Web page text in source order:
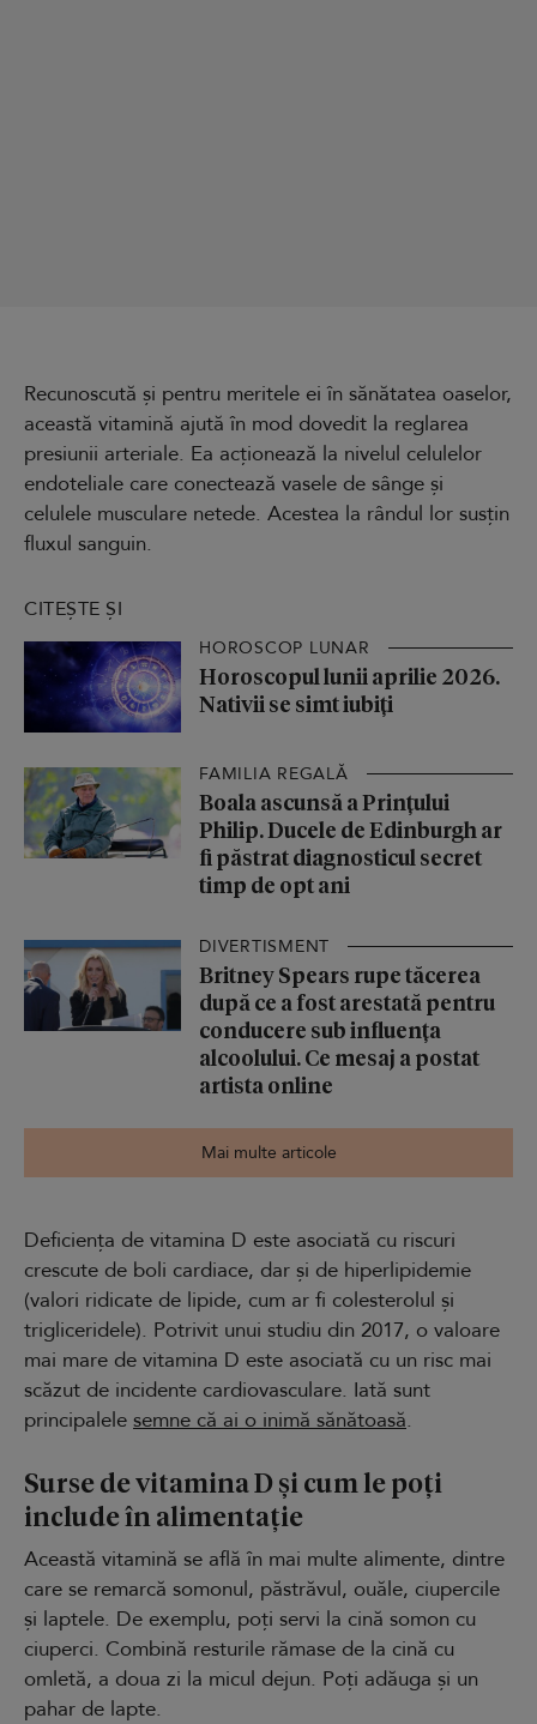
Recunoscută și pentru meritele ei în sănătatea oaselor,
această vitamină ajută în mod dovedit la reglarea
presiunii arteriale. Ea acționează la nivelul celulelor
endoteliale care conectează vasele de sânge și
celulele musculare netede. Acestea la rândul lor susțin
fluxul sanguin.
CITEȘTE ȘI
HOROSCOP LUNAR
Horoscopul lunii aprilie 2026.
Nativii se simt iubiți
FAMILIA REGALĂ
Boala ascunsă a Prințului
Philip. Ducele de Edinburgh ar
fi păstrat diagnosticul secret
timp de opt ani
DIVERTISMENT
Britney Spears rupe tăcerea
după ce a fost arestată pentru
conducere sub influența
alcoolului. Ce mesaj a postat
artista online
Mai multe articole
Deficiența de vitamina D este asociată cu riscuri
crescute de boli cardiace, dar și de hiperlipidemie
(valori ridicate de lipide, cum ar fi colesterolul și
trigliceridele). Potrivit unui studiu din 2017, o valoare
mai mare de vitamina D este asociată cu un risc mai
scăzut de incidente cardiovasculare. Iată sunt
principalele semne că ai o inimă sănătoasă.
Surse de vitamina D și cum le poți
include în alimentație
Această vitamină se află în mai multe alimente, dintre
care se remarcă somonul, păstrăvul, ouăle, ciupercile
și laptele. De exemplu, poți servi la cină somon cu
ciuperci. Combină resturile rămase de la cină cu
omletă, a doua zi la micul dejun. Poți adăuga și un
pahar de lapte.